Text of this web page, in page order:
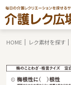
HOME レク素材を探す